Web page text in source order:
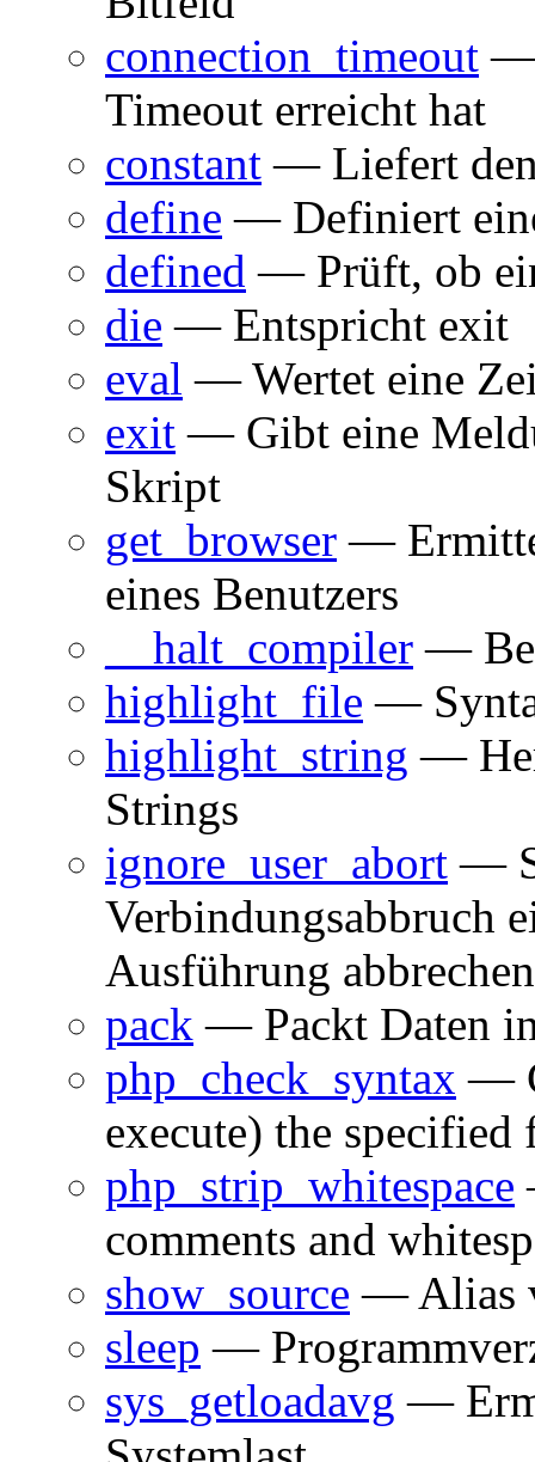
connection_timeout —
Timeout erreicht hat
constant — Liefert den
define — Definiert
defined — Prüft, ob
die — Entspricht exit
eval — Wertet eine
exit — Gibt eine
Skript
get_browser —
eines Benutzers
__halt_compiler —
highlight_file —
highlight_string —
Strings
ignore_user_abort —
Verbindungsabbruch
Ausführung
pack — Packt Daten
php_check_syntax —
execute) the specified
php_strip_whitespace
comments and
show_source — Alias
sleep —
sys_getloadavg —